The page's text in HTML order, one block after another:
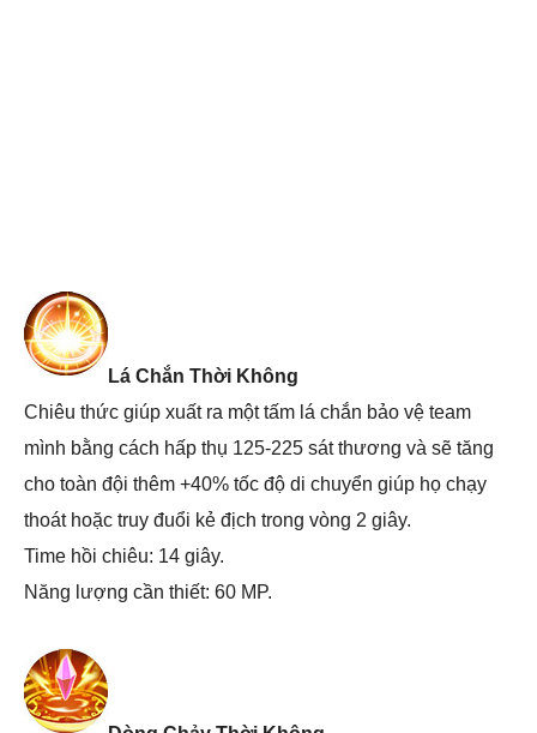
Lá Chắn Thời Không
Chiêu thức giúp xuất ra một tấm lá chắn bảo vệ team
mình bằng cách hấp thụ 125-225 sát thương và sẽ tăng
cho toàn đội thêm +40% tốc độ di chuyển giúp họ chạy
thoát hoặc truy đuổi kẻ địch trong vòng 2 giây.
Time hồi chiêu: 14 giây.
Năng lượng cần thiết: 60 MP.